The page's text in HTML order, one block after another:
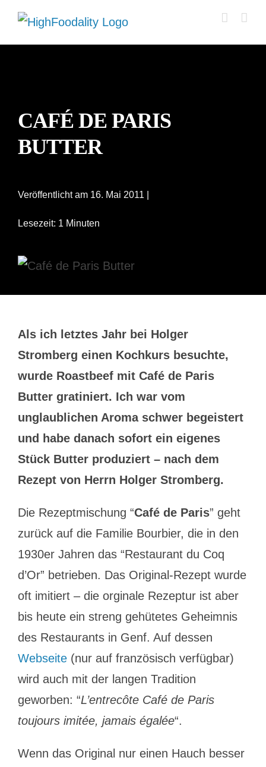
Zum
Inhalt
CAFÉ DE PARIS
BUTTER
Veröffentlicht am 16. Mai 2011 |
Lesezeit: 1 Minuten
Als ich letztes Jahr bei Holger
Stromberg einen Kochkurs besuchte,
wurde Roastbeef mit Café de Paris
Butter gratiniert. Ich war vom
unglaublichen Aroma schwer begeistert
und habe danach sofort ein eigenes
Stück Butter produziert – nach dem
Rezept von Herrn Holger Stromberg.
Die Rezeptmischung “Café de Paris” geht
zurück auf die Familie Bourbier, die in den
1930er Jahren das “Restaurant du Coq
d’Or” betrieben. Das Original-Rezept wurde
oft imitiert – die orginale Rezeptur ist aber
bis heute ein streng gehütetes Geheimnis
des Restaurants in Genf. Auf dessen
Webseite(nur auf französisch verfügbar)
wird auch mit der langen Tradition
geworben: “L’entrecôte Café de Paris
toujours imitée, jamais égalée“.
Wenn das Original nur einen Hauch besser